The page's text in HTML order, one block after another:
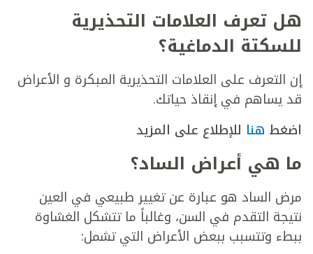
هل تعرف العلامات التحذيرية
للسكتة الدماغية؟
إن التعرف على العلامات التحذيرية المبكرة و الأعراض
قد يساهم في إنقاذ حياتك.
اضغط هنا للإطلاع على المزيد
ما هي أعراض الساد؟
مرض الساد هو عبارة عن تغيير طبيعي في العين
نتيجة التقدم في السن، وغالباً ما تتشكل الغشاوة
ببطء وتتسبب ببعض الأعراض التي تشمل: